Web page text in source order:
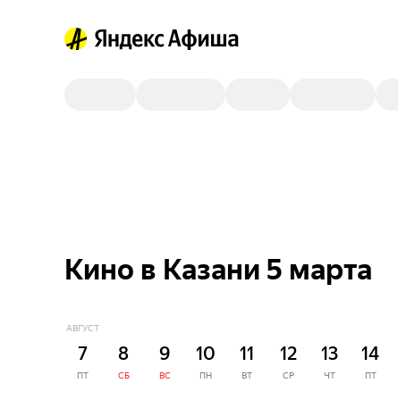
Кино в Казани 5 марта
АВГУСТ
7
ПТ
8
СБ
9
ВС
10
ПН
11
ВТ
12
СР
13
ЧТ
14
ПТ